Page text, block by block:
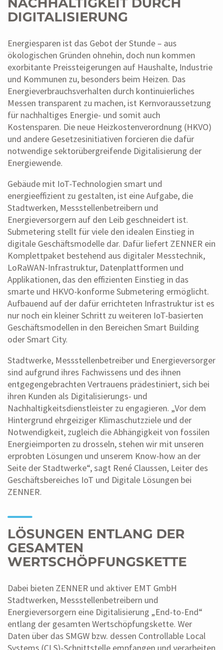
DIGITALISIERUNG
Energiesparen ist das Gebot der Stunde – aus
ökologischen Gründen ohnehin, doch nun kommen
exorbitante Preissteigerungen auf Haushalte, Industrie
und Kommunen zu, besonders beim Heizen. Das
Energieverbrauchsverhalten durch kontinuierliches
Messen transparent zu machen, ist Kernvoraussetzung
für nachhaltiges Energie- und somit auch
Kostensparen. Die neue Heizkostenverordnung (HKVO)
und andere Gesetzesinitiativen forcieren die dafür
notwendige sektorübergreifende Digitalisierung der
Energiewende.
Gebäude mit IoT-Technologien smart und
energieeffizient zu gestalten, ist eine Aufgabe, die
Stadtwerken, Messstellenbetreibern und
Energieversorgern auf den Leib geschneidert ist.
Submetering stellt für viele den idealen Einstieg in
digitale Geschäftsmodelle dar. Dafür liefert ZENNER ein
Komplettpaket bestehend aus digitaler Messtechnik,
LoRaWAN-Infrastruktur, Datenplattformen und
Applikationen, das den effizienten Einstieg in das
smarte und HKVO-konforme Submetering ermöglicht.
Aufbauend auf der dafür errichteten Infrastruktur ist es
nur noch ein kleiner Schritt zu weiteren IoT-basierten
Geschäftsmodellen in den Bereichen Smart Building
oder Smart City.
Stadtwerke, Messstellenbetreiber und Energieversorger
sind aufgrund ihres Fachwissens und des ihnen
entgegengebrachten Vertrauens prädestiniert, sich bei
ihren Kunden als Digitalisierungs- und
Nachhaltigkeitsdienstleister zu engagieren. „Vor dem
Hintergrund ehrgeiziger Klimaschutzziele und der
Notwendigkeit, zugleich die Abhängigkeit von fossilen
Energieimporten zu drosseln, stehen wir mit unseren
erprobten Lösungen und unserem Know-how an der
Seite der Stadtwerke“, sagt René Claussen, Leiter des
Geschäftsbereiches IoT und Digitale Lösungen bei
ZENNER.
LÖSUNGEN ENTLANG DER
GESAMTEN
WERTSCHÖPFUNGSKETTE
Dabei bieten ZENNER und aktiver EMT GmbH
Stadtwerken, Messstellenbetreibern und
Energieversorgern eine Digitalisierung „End-to-End“
entlang der gesamten Wertschöpfungskette. Wer
Daten über das SMGW bzw. dessen Controllable Local